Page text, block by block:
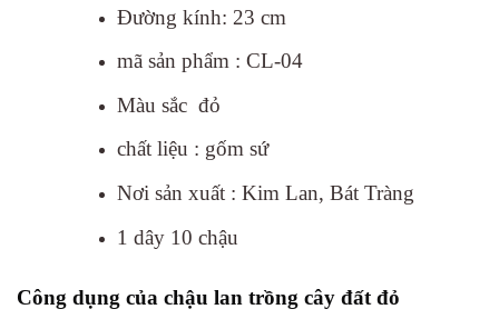
Đường kính: 23 cm
mã sản phẩm : CL-04
Màu sắc đỏ
chất liệu : gốm sứ
Nơi sản xuất : Kim Lan, Bát Tràng
1 dây 10 chậu
Công dụng của chậu lan trồng cây đất đỏ